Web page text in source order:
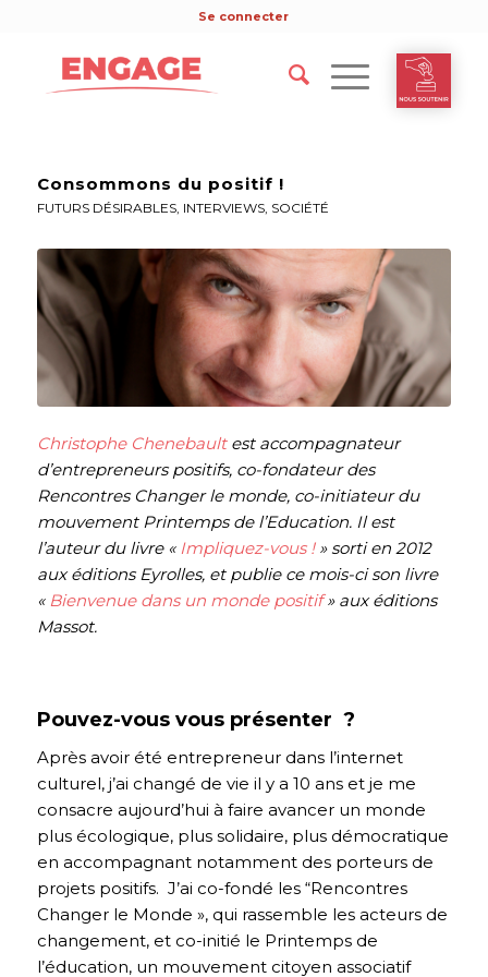
Se connecter
Consommons du positif !
FUTURS DÉSIRABLES, INTERVIEWS, SOCIÉTÉ
Christophe Chenebaultest accompagnateur
d’entrepreneurs positifs, co-fondateur des
Rencontres Changer le monde, co-initiateur du
mouvement Printemps de l’Education. Il est
l’auteur du livre « Impliquez-vous !» sorti en 2012
aux éditions Eyrolles, et publie ce mois-ci son livre
« Bienvenue dans un monde positif» aux éditions
Massot.
Pouvez-vous vous présenter ?
Après avoir été entrepreneur dans l’internet
culturel, j’ai changé de vie il y a 10 ans et je me
consacre aujourd’hui à faire avancer un monde
plus écologique, plus solidaire, plus démocratique
en accompagnant notamment des porteurs de
projets positifs. J’ai co-fondé les “Rencontres
Changer le Monde », qui rassemble les acteurs de
changement, et co-initié le Printemps de
l’éducation, un mouvement citoyen associatif